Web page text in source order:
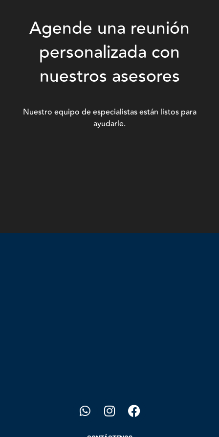
Agende una reunión
personalizada con
nuestros asesores
Nuestro equipo de especialistas están listos para
ayudarle.